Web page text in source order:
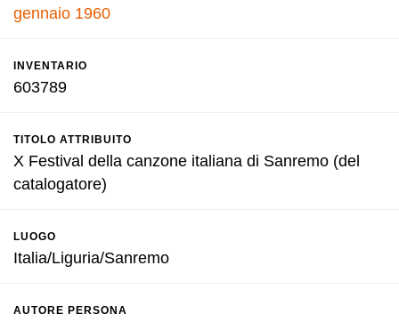
gennaio 1960
INVENTARIO
603789
TITOLO ATTRIBUITO
X Festival della canzone italiana di Sanremo (del
catalogatore)
LUOGO
Italia/Liguria/Sanremo
AUTORE PERSONA